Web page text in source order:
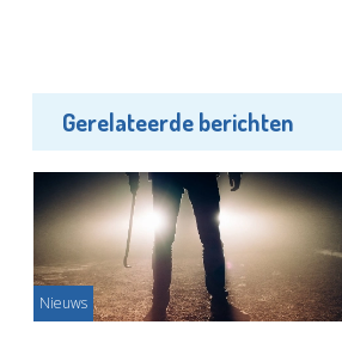
Gerelateerde berichten
Nieuws